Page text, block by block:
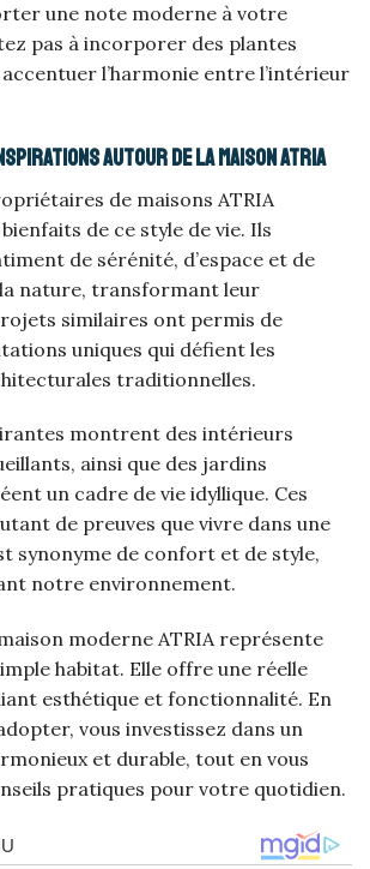
une note moderne à votre
pas à incorporer des plantes
l’harmonie entre l’intérieur
autour de la maison ATRIA
de maisons ATRIA
de ce style de vie. Ils
de sérénité, d’espace et de
nature, transformant leur
similaires ont permis de
uniques qui défient les
traditionnelles.
montrent des intérieurs
ainsi que des jardins
un cadre de vie idyllique. Ces
de preuves que vivre dans une
synonyme de confort et de style,
notre environnement.
moderne ATRIA représente
habitat. Elle offre une réelle
esthétique et fonctionnalité. En
vous investissez dans un
et durable, tout en vous
pratiques pour votre quotidien.